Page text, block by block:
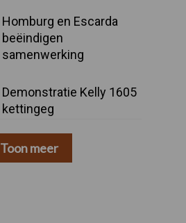
Homburg en Escarda
beëindigen
samenwerking
Demonstratie Kelly 1605
kettingeg
Toon meer